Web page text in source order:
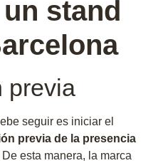
stand
previa
seguir es iniciar el
previa de la presencia
De esta manera, la marca